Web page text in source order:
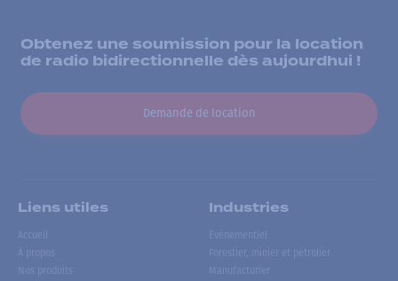
Obtenez une soumission pour la location
de radio bidirectionnelle dès aujourdhui !
Demande de location
Liens utiles
Accueil
À propos
Nos produits
Industries
Événementiel
Forestier, minier et pétrolier
Manufacturier